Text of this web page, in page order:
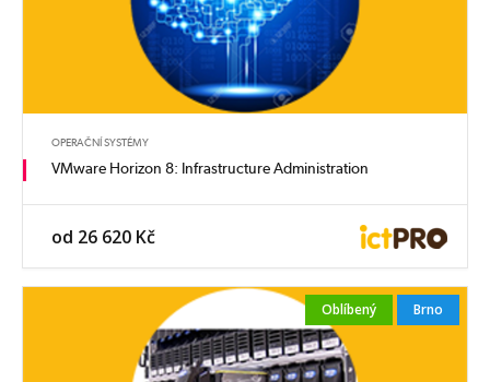
OPERAČNÍ SYSTÉMY
VMware Horizon 8: Infrastructure Administration
od 26 620 Kč
Oblíbený Brno